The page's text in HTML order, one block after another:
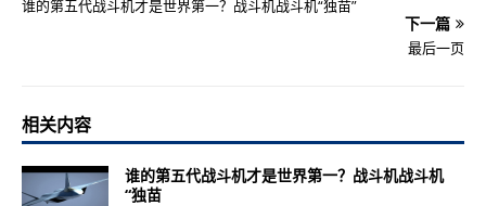
谁的第五代战斗机才是世界第一？战斗机战斗机“独苗”
下一篇
最后一页
相关内容
谁的第五代战斗机才是世界第一？战斗机战斗机
“独苗